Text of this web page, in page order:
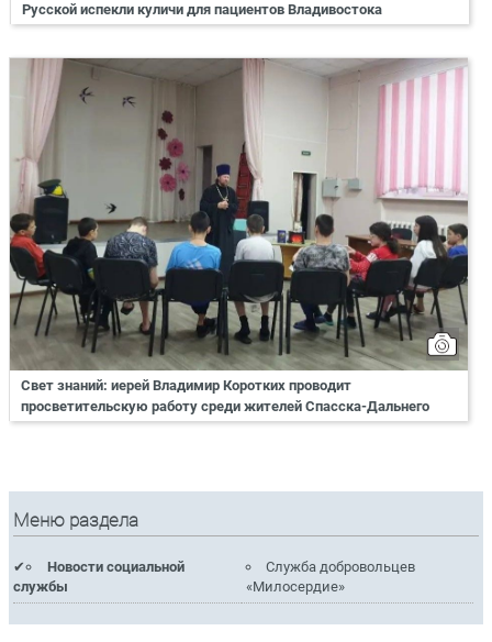
Русской испекли куличи для пациентов Владивостока
Свет знаний: иерей Владимир Коротких проводит
просветительскую работу среди жителей Спасска-Дальнего
Меню раздела
Новости социальной
службы
Служба добровольцев
«Милосердие»